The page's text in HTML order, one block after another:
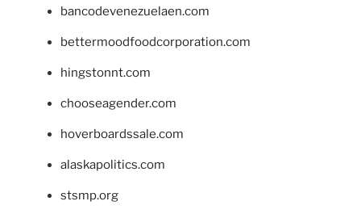
bancodevenezuelaen.com
bettermoodfoodcorporation.com
hingstonnt.com
chooseagender.com
hoverboardssale.com
alaskapolitics.com
stsmp.org